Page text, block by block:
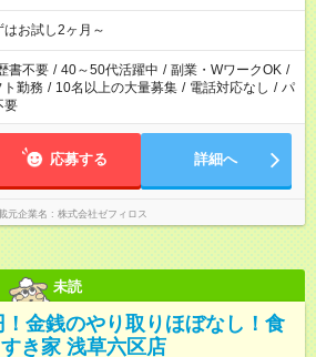
お試し2ヶ月～
書不要 / 40～50代活躍中 / 副業・WワークOK /
ト勤務 / 10名以上の大量募集 / 電話対応なし / パ
要
応募する 詳細へ
元企業名 株式会社ゼフィロス
未読
金銭のやり取りほぼなし！食
き家 浅草六区店